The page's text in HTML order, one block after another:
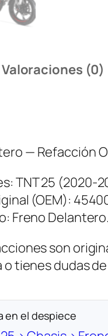
Valoraciones (0)
— Refacción
TNT 25 (2020-
(OEM):
Freno Delantero.
son
tienes dudas
en el despiece